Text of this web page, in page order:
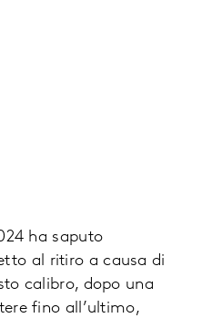
ha saputo
al ritiro a causa di
calibro, dopo una
fino all’ultimo,